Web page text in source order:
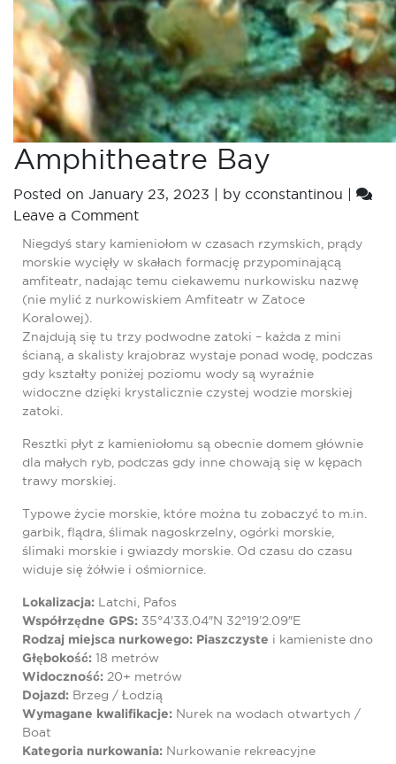
Amphitheatre Bay
Posted on January 23, 2023 | by cconstantinou |
Leave a Comment
Niegdyś stary kamieniołom w czasach rzymskich, prądy
morskie wycięły w skałach formację przypominającą
amfiteatr, nadając temu ciekawemu nurkowisku nazwę
(nie mylić z nurkowiskiem Amfiteatr w Zatoce
Koralowej).
Znajdują się tu trzy podwodne zatoki – każda z mini
ścianą, a skalisty krajobraz wystaje ponad wodę, podczas
gdy kształty poniżej poziomu wody są wyraźnie
widoczne dzięki krystalicznie czystej wodzie morskiej
zatoki.
Resztki płyt z kamieniołomu są obecnie domem głównie
dla małych ryb, podczas gdy inne chowają się w kępach
trawy morskiej.
Typowe życie morskie, które można tu zobaczyć to m.in.
garbik, flądra, ślimak nagoskrzelny, ogórki morskie,
ślimaki morskie i gwiazdy morskie. Od czasu do czasu
widuje się żółwie i ośmiornice.
Lokalizacja: Latchi, Pafos
Współrzędne GPS: 35°4’33.04″N 32°19’2.09″E
Rodzaj miejsca nurkowego: Piaszczyste i kamieniste dno
Głębokość: 18 metrów
Widoczność: 20+ metrów
Dojazd: Brzeg / Łodzią
Wymagane kwalifikacje: Nurek na wodach otwartych /
Boat
Kategoria nurkowania: Nurkowanie rekreacyjne